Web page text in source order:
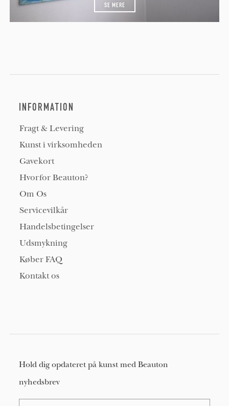
SE MERE
INFORMATION
Fragt & Levering
Kunst i virksomheden
Gavekort
Hvorfor Beauton?
Om Os
Servicevilkår
Handelsbetingelser
Udsmykning
Køber FAQ
Kontakt os
Hold dig opdateret på kunst med Beauton
nyhedsbrev